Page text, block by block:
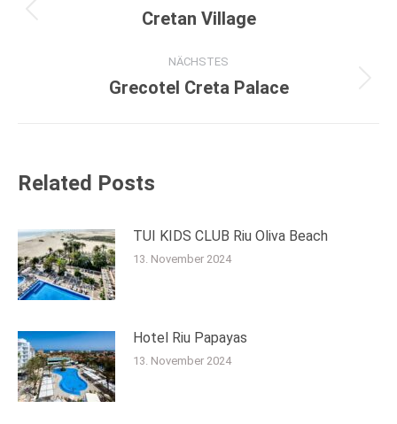
Vorheriger
Cretan Village
NÄCHSTES
Nächster
Grecotel Creta Palace
Related Posts
TUI KIDS CLUB Riu Oliva Beach
13. November 2024
Hotel Riu Papayas
13. November 2024